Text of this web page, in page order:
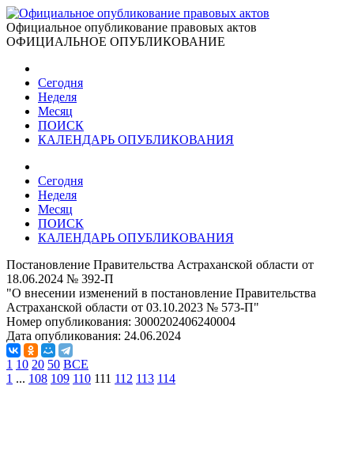
Официальное опубликование правовых актов
ОФИЦИАЛЬНОЕ ОПУБЛИКОВАНИЕ
Сегодня
Неделя
Месяц
ПОИСК
КАЛЕНДАРЬ ОПУБЛИКОВАНИЯ
Сегодня
Неделя
Месяц
ПОИСК
КАЛЕНДАРЬ ОПУБЛИКОВАНИЯ
Постановление Правительства Астраханской области от
18.06.2024 № 392-П
"О внесении изменений в постановление Правительства
Астраханской области от 03.10.2023 № 573-П"
Номер опубликования: 3000202406240004
Дата опубликования: 24.06.2024
1 10 20 50 ВСЕ
1 ... 108 109 110 111 112 113 114